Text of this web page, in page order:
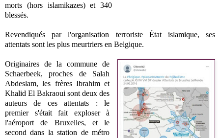
morts (hors islamikazes) et 340
blessés.
Revendiqués par l'organisation terroriste État islamique, ses
attentats sont les plus meurtriers en Belgique.
Originaires de la commune de
Schaerbeek, proches de Salah
Abdeslam, les frères Ibrahim et
Khalid El Bakraoui sont deux des
auteurs de ces attentats : le
premier s'était fait exploser à
l'aéroport de Bruxelles, et le
second dans la station de métro